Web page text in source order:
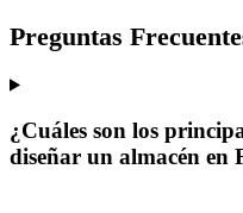
Preguntas
¿Cuáles son los
diseñar un almacén en